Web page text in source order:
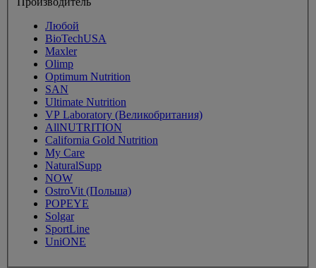
Любой
BioTechUSA
Maxler
Olimp
Optimum Nutrition
SAN
Ultimate Nutrition
VP Laboratory (Великобритания)
AllNUTRITION
California Gold Nutrition
My Care
NaturalSupp
NOW
OstroVit (Польша)
POPEYE
Solgar
SportLine
UniONE